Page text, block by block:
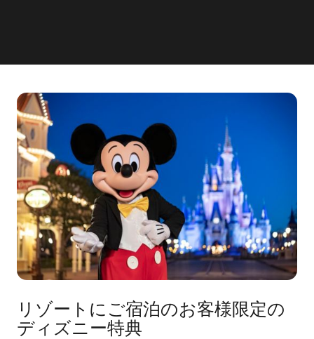
リゾートにご宿泊のお客様限定の
ディズニー特典